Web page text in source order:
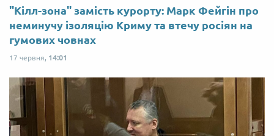
"Кілл-зона" замість курорту: Марк Фейгін про
неминучу ізоляцію Криму та втечу росіян на
гумових човнах
17 червня, 14:01